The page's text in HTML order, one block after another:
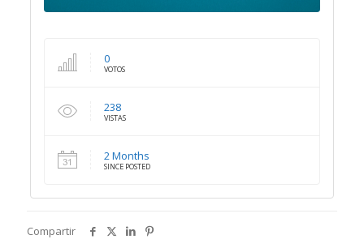
0
VOTOS
238
VISTAS
2 Months
SINCE POSTED
Compartir